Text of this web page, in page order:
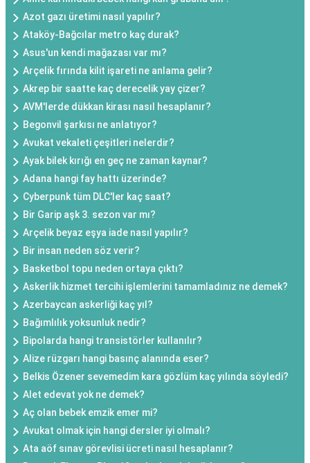
Azot gazı üretimi nasıl yapılır?
Ataköy-Bağcılar metro kaç durak?
Asus'un kendi mağazası var mı?
Arçelik fırında kilit işareti ne anlama gelir?
Akrep bir saatte kaç derecelik yay çizer?
AVM'lerde dükkan kirası nasıl hesaplanır?
Begonvil şarkısı ne anlatıyor?
Avukat vekaleti çeşitleri nelerdir?
Ayak bilek kırığı en geç ne zaman kaynar?
Adana hangi fay hattı üzerinde?
Cyberpunk tüm DLC'ler kaç saat?
Bir Garip aşk 3. sezon var mı?
Arçelik beyaz eşya iade nasıl yapılır?
Bir insan neden söz verir?
Basketbol topu neden ortaya çıktı?
Askerlik hizmet tercihi işlemlerini tamamladınız ne demek?
Azerbaycan askerliği kaç yıl?
Bağımlılık yoksunluk nedir?
Bipolarda hangi transistörler kullanılır?
Alize rüzgarı hangi basınç alanında eser?
Belkis Özener sevemedim kara gözlüm kaç yılında söyledi?
Alet edevat yok ne demek?
Aç olan bebek emzik emer mi?
Avukat olmak için hangi dersler iyi olmalı?
Ata aöf sınav görevlisi ücreti nasıl hesaplanır?